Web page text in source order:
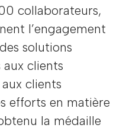
collaborateurs,
l’engagement
solutions
clients
clients
efforts en matière
la médaille